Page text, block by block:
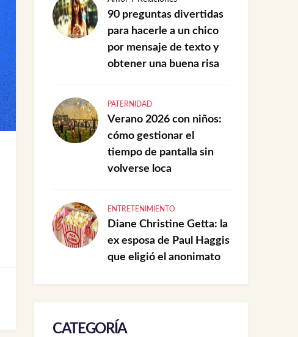
90 preguntas divertidas
para hacerle a un chico
por mensaje de texto y
obtener una buena risa
PATERNIDAD
Verano 2026 con niños:
cómo gestionar el
tiempo de pantalla sin
volverse loca
ENTRETENIMIENTO
Diane Christine Getta: la
ex esposa de Paul Haggis
que eligió el anonimato
CATEGORÍA